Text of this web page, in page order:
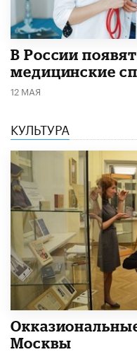
В России
медицинские
12 МАЯ
КУЛЬТУРА
Москвы